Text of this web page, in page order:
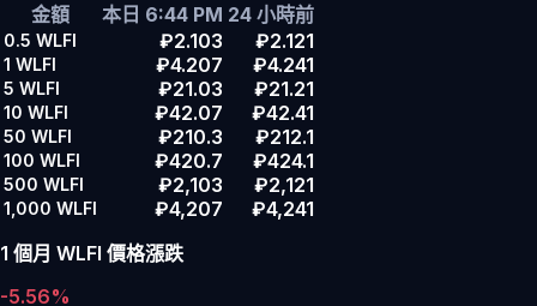
金額
本日 6:44 PM 24 小時前
0.5 WLFI ₽2.103 ₽2.121
1 WLFI ₽4.207 ₽4.241
5 WLFI ₽21.03 ₽21.21
10 WLFI ₽42.07 ₽42.41
50 WLFI ₽210.3 ₽212.1
100 WLFI ₽420.7 ₽424.1
500 WLFI ₽2,103 ₽2,121
1,000 WLFI ₽4,207
₽4,241
1 個月 WLFI 價格漲跌
-5.56%